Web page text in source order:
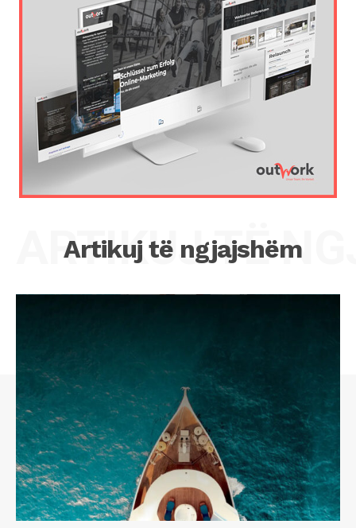
Artikuj të ngjajshëm
ARTIKUJ TË